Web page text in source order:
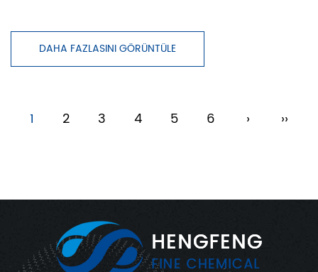
DAHA FAZLASINI GÖRÜNTÜLE
1 2 3 4 5 6 › ››